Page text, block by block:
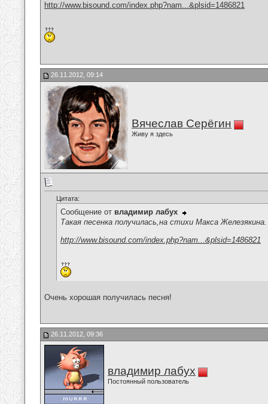
http://www.bisound.com/index.php?nam...&plsid=1486821
26.11.2012, 09:14
Вячеслав Серёгин
Живу я здесь
Цитата:
Сообщение от владимир лабух
Такая песенка получилась,на стихи Макса Железякина.
http://www.bisound.com/index.php?nam...&plsid=1486821
Очень хорошая получилась песня!
26.11.2012, 09:36
владимир лабух
Постоянный пользователь